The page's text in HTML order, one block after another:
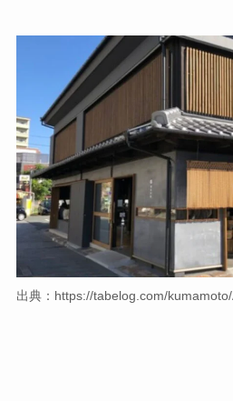
出典：https://tabelog.com/